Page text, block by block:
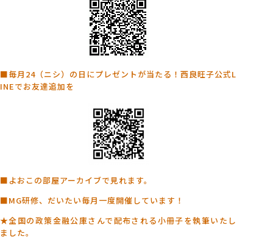
■毎月24（ニシ）の日にプレゼントが当たる！西良旺子公式L
INEでお友達追加を
■よおこの部屋アーカイブで見れます。
■MG研修、だいたい毎月一度開催しています！
★全国の政策金融公庫さんで配布される小冊子を執筆いたし
ました。